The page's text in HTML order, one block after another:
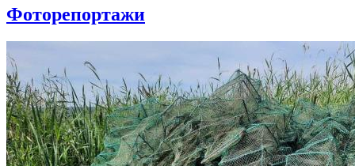
Фоторепортажи